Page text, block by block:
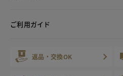
ご利用ガイド
返品・交換OK